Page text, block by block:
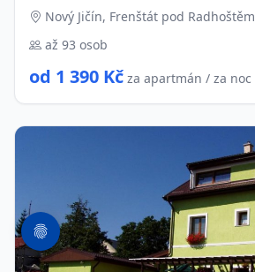
Nový Jičín, Frenštát pod Radhoštěm
až 93 osob
od 1 390 Kč za apartmán / za noc